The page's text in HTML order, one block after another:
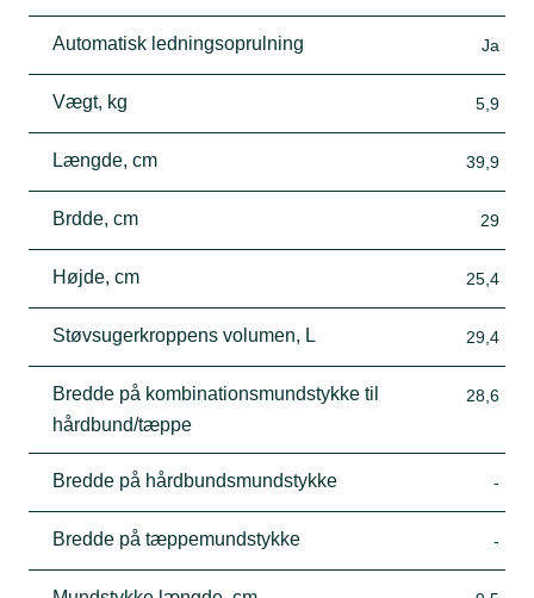
Automatisk ledningsoprulning Ja
Vægt, kg 5,9
Længde, cm 39,9
Brdde, cm 29
Højde, cm 25,4
Støvsugerkroppens volumen, L 29,4
Bredde på kombinationsmundstykke til
hårdbund/tæppe
28,6
Bredde på hårdbundsmundstykke -
Bredde på tæppemundstykke -